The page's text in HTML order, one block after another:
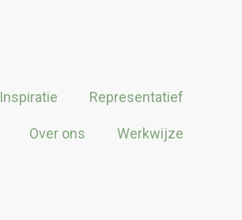
Inspiratie Representatief
Over ons Werkwijze